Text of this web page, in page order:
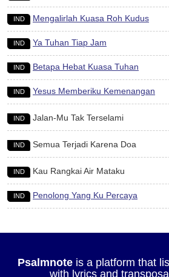
IND Mengalirlah Kuasa Roh Kudus
IND Ya Tuhan Tiap Jam
IND Betapa Hebat Kuasa Tuhan
IND Yesus Memberiku Kemenangan
IND Jalan-Mu Tak Terselami
IND Semua Terjadi Karena Doa
IND Kau Rangkai Air Mataku
IND Penolong Yang Ku Percaya
Psalmnote is a platform that
with lyrics and